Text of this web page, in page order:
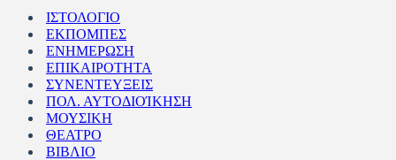
ΙΣΤΟΛΟΓΙΟ
ΕΚΠΟΜΠΕΣ
ΕΝΗΜΕΡΩΣΗ
ΕΠΙΚΑΙΡΟΤΗΤΑ
ΣΥΝΕΝΤΕΥΞΕΙΣ
ΠΟΛ. ΑΥΤΟΔΙΟΊΚΗΣΗ
ΜΟΥΣΙΚΗ
ΘΕΑΤΡΟ
ΒΙΒΛΙΟ